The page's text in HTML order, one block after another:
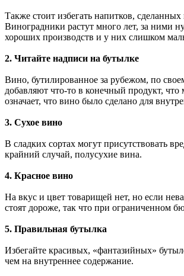
Также стоит избегать напитков,
Виноградники растут много лет, за ними
хороших производств и у них слишком
2. Читайте надписи на бутылке
Вино, бутилированное за рубежом, по
добавляют что-то в конечный продукт,
означает, что вино было сделано для
3. Сухое вино
В сладких сортах могут присутствовать
крайний случай, полусухие вина.
4. Красное вино
На вкус и цвет товарищей нет, но если
стоят дороже, так что при ограниченном
5. Правильная бутылка
Избегайте красивых, «фантазийных»
чем на внутреннее содержание.